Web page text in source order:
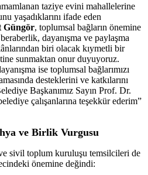
taziye evini mahallelerine
yaşadıklarını ifade eden
Güngör, toplumsal bağların önemine
dayanışma ve paylaşma
biri olacak kıymetli bir
sunmaktan onur duyuyoruz.
ise toplumsal bağlarımızı
desteklerini ve katkılarını
Başkanımız Sayın Prof. Dr.
çalışanlarına teşekkür ederim”
ve Birlik Vurgusu
sivil toplum kuruluşu temsilcileri de
önemine değindi: